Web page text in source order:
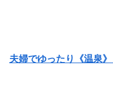
夫婦でゆったり《温泉